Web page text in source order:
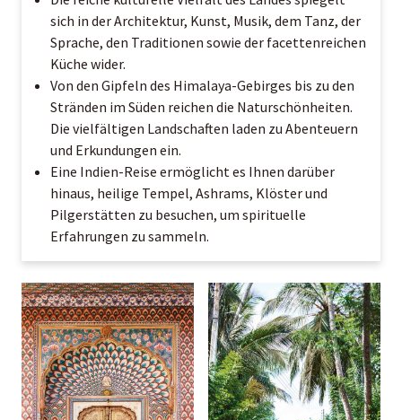
sich in der Architektur, Kunst, Musik, dem Tanz, der
Sprache, den Traditionen sowie der facettenreichen
Küche wider.
Von den Gipfeln des Himalaya-Gebirges bis zu den
Stränden im Süden reichen die Naturschönheiten.
Die vielfältigen Landschaften laden zu Abenteuern
und Erkundungen ein.
Eine Indien-Reise ermöglicht es Ihnen darüber
hinaus, heilige Tempel, Ashrams, Klöster und
Pilgerstätten zu besuchen, um spirituelle
Erfahrungen zu sammeln.